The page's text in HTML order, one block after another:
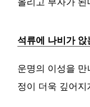
석류에 나비가 앉
운명의 이성을
정이 더욱 깊어